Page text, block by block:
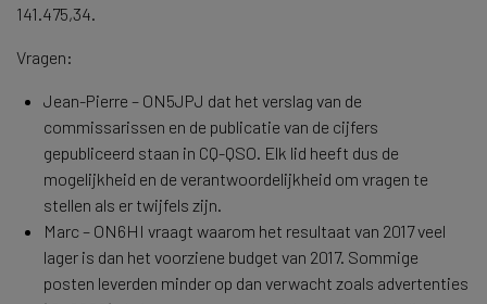
141.475,34.
Vragen:
Jean-Pierre – ON5JPJ dat het verslag van de
commissarissen en de publicatie van de cijfers
gepubliceerd staan in CQ-QSO. Elk lid heeft dus de
mogelijkheid en de verantwoordelijkheid om vragen te
stellen als er twijfels zijn.
Marc – ON6HI vraagt waarom het resultaat van 2017 veel
lager is dan het voorziene budget van 2017. Sommige
posten leverden minder op dan verwacht zoals advertenties